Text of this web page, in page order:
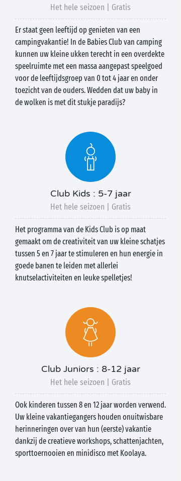
Het hele seizoen | Gratis
Er staat geen leeftijd op genieten van een
campingvakantie! In de Babies Club van camping
kunnen uw kleine ukken terecht in een overdekte
speelruimte met een massa aangepast speelgoed
voor de leeftijdsgroep van 0 tot 4 jaar en onder
toezicht van de ouders. Wedden dat uw baby in
de wolken is met dit stukje paradijs?
Club Kids : 5-7 jaar
Het hele seizoen | Gratis
Het programma van de Kids Club is op maat
gemaakt om de creativiteit van uw kleine schatjes
tussen 5 en 7 jaar te stimuleren en hun energie in
goede banen te leiden met allerlei
knutselactiviteiten en leuke spelletjes!
Club Juniors : 8-12 jaar
Het hele seizoen | Gratis
Ook kinderen tussen 8 en 12 jaar worden verwend.
Uw kleine vakantiegangers houden onuitwisbare
herinneringen over van hun (eerste) vakantie
dankzij de creatieve workshops, schattenjachten,
sporttoernooien en minidisco met Koolaya.